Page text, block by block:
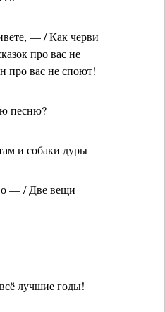
— / Как черви
про вас не
про вас не споют!
песню?
и собаки дуры
— / Две вещи
лучшие годы!